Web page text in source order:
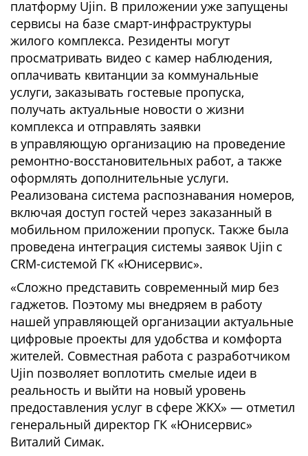
платформу Ujin. В приложении уже запущены
сервисы на базе смарт-инфраструктуры
жилого комплекса. Резиденты могут
просматривать видео с камер наблюдения,
оплачивать квитанции за коммунальные
услуги, заказывать гостевые пропуска,
получать актуальные новости о жизни
комплекса и отправлять заявки
в управляющую организацию на проведение
ремонтно-восстановительных работ, а также
оформлять дополнительные услуги.
Реализована система распознавания номеров,
включая доступ гостей через заказанный в
мобильном приложении пропуск. Также была
проведена интеграция системы заявок Ujin с
CRM-системой ГК «Юнисервис».
«Сложно представить современный мир без
гаджетов. Поэтому мы внедряем в работу
нашей управляющей организации актуальные
цифровые проекты для удобства и комфорта
жителей. Совместная работа с разработчиком
Ujin позволяет воплотить смелые идеи в
реальность и выйти на новый уровень
предоставления услуг в сфере ЖКХ» — отметил
генеральный директор ГК «Юнисервис»
Виталий Симак.